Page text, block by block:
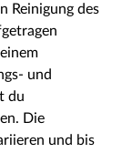
Reinigung des
und
du
Die
und bis